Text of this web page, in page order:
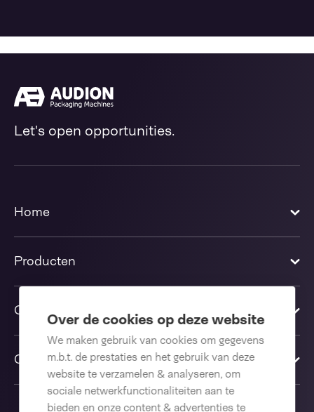
Over de cookies op deze website
We maken gebruik van cookies om gegevens
m.b.t. de prestaties en het gebruik van deze
website te verzamelen & analyseren, om
sociale netwerkfunctionaliteiten aan te
bieden en onze content & advertenties te
Let's open opportunities.
Home
Producten
Oplossingen
Contact us